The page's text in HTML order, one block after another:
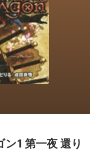
1 第一夜 還り